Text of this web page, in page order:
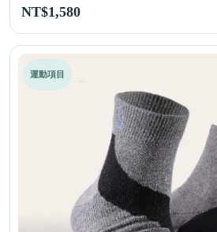
NT$1,580
運動項目